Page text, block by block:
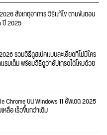
สังเกตุอาการ วิธีแก้ไข ตามขั้นตอน
ปี 2025
รวมวิธีดูสเปคแบบละเอียดที่ไม่มีใคร
มเต็ม พร้อมวิธีดูว่าอัปเกรดได้ไหมด้วย
Chrome บน Windows 11 อัพเดต 2025
ลือ เร็วขึ้นกว่าเดิม